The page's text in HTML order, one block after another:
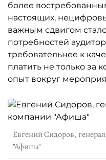
более
настоящих,
важным сдвигом
потребностей
требовательнее к
платить не только за
опыт вокруг
Евгений Сидоров,
"Афиша"